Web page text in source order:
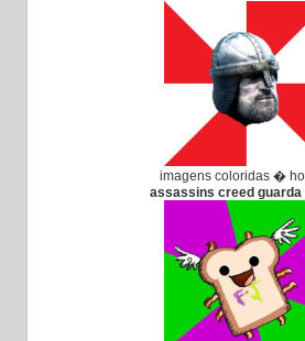
imagens coloridas �
assassins creed guarda